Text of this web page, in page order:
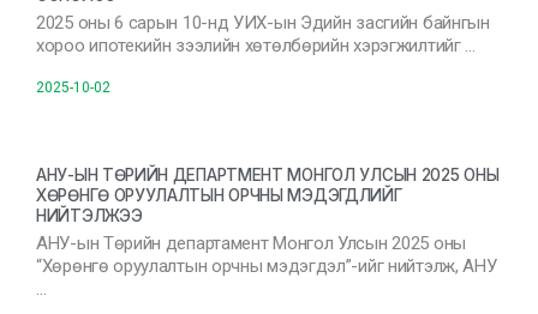
2025 оны 6 сарын 10-нд УИХ-ын Эдийн засгийн байнгын
хороо ипотекийн зээлийн хөтөлбөрийн хэрэгжилтийг …
2025-10-02
АНУ-ЫН ТӨРИЙН ДЕПАРТМЕНТ МОНГОЛ УЛСЫН 2025 ОНЫ
ХӨРӨНГӨ ОРУУЛАЛТЫН ОРЧНЫ МЭДЭГДЛИЙГ
НИЙТЭЛЖЭЭ
АНУ-ын Төрийн департамент Монгол Улсын 2025 оны
“Хөрөнгө оруулалтын орчны мэдэгдэл”-ийг нийтэлж, АНУ
…